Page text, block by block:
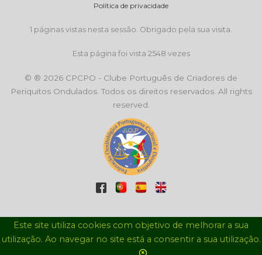
Política de privacidade
1 páginas vistas nesta sessão. Obrigado pela sua visita.
Esta página foi vista 2548 vezes
© ® 2026 CPCPO - Clube Português de Criadores de
Periquitos Ondulados. Todos os direitos reservados. All rights
reserved.
Este site utiliza cookies com objetivo de melhorar a sua
utilização. Ao navegar no site está a consentir a sua utilização.